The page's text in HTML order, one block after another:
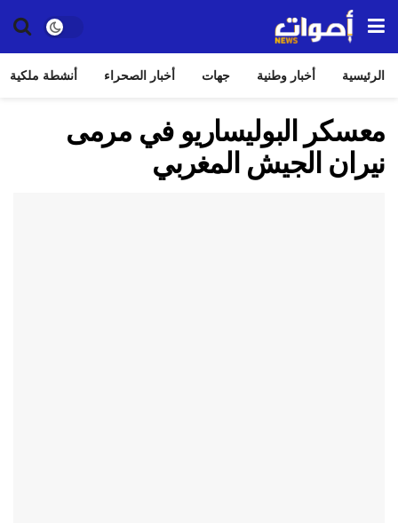
الرئيسية أخبار وطنية جهات أخبار الصحراء أنشطة ملكية
معسكر البوليساريو في مرمى
نيران الجيش المغربي